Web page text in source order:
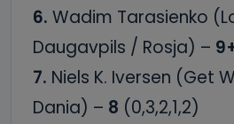
6. Wadim Tarasienko
Daugavpils / Rosja) –
7. Niels K. Iversen (Get
Dania) – 8 (0,3,2,1,2)